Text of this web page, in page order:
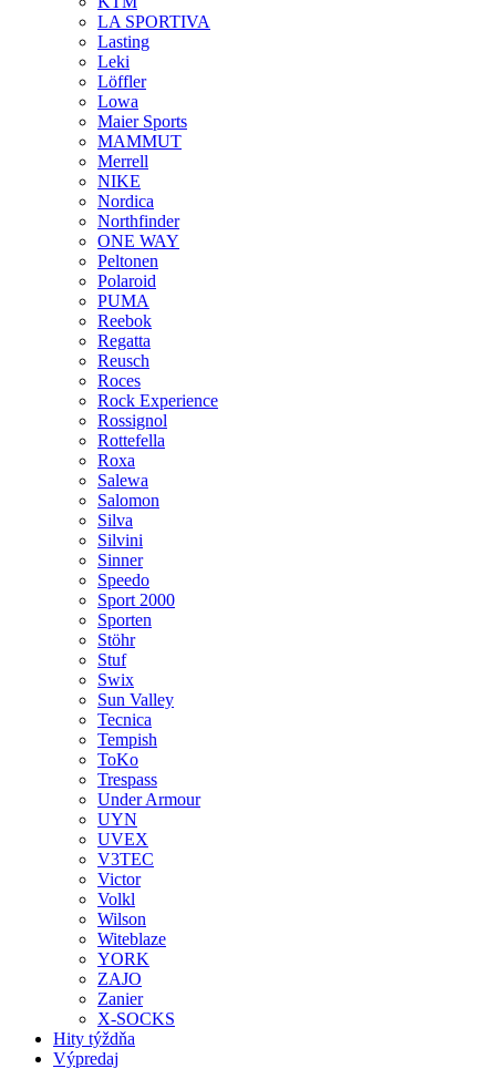
LA SPORTIVA
Lasting
Leki
Löffler
Lowa
Maier Sports
MAMMUT
Merrell
NIKE
Nordica
Northfinder
ONE WAY
Peltonen
Polaroid
PUMA
Reebok
Regatta
Reusch
Roces
Rock Experience
Rossignol
Rottefella
Roxa
Salewa
Salomon
Silva
Silvini
Sinner
Speedo
Sport 2000
Sporten
Stöhr
Stuf
Swix
Sun Valley
Tecnica
Tempish
ToKo
Trespass
Under Armour
UYN
UVEX
V3TEC
Victor
Volkl
Wilson
Witeblaze
YORK
ZAJO
Zanier
X-SOCKS
Hity týždňa
Výpredaj